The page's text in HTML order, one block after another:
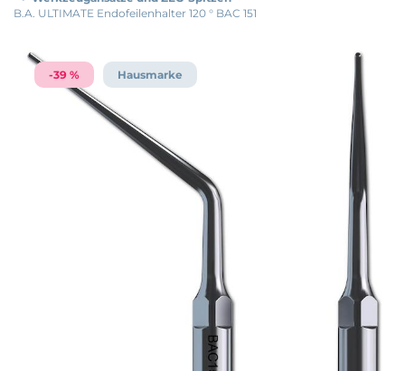
B.A. ULTIMATE Endofeilenhalter 120 ° BAC 151
-39 % Hausmarke